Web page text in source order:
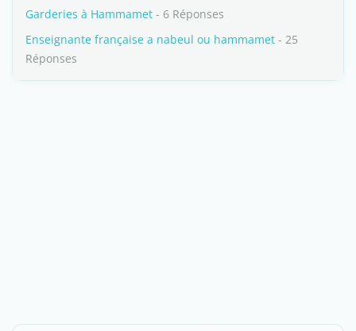
Garderies à Hammamet - 6 Réponses
Enseignante française a nabeul ou hammamet - 25
Réponses